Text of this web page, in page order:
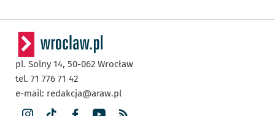
pl. Solny 14, 50-062 Wrocław
tel. 71 776 71 42
e-mail: redakcja@araw.pl